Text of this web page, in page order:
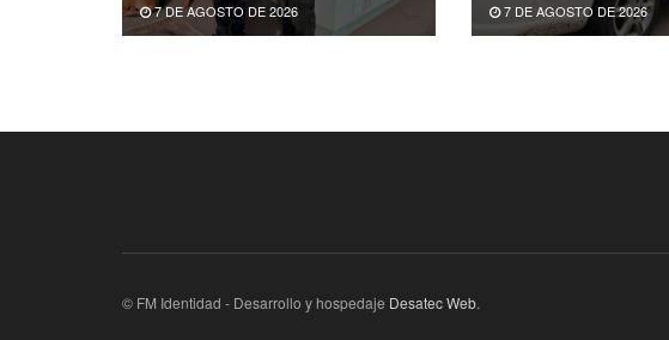
7 DE AGOSTO DE 2026 7 DE AGOSTO DE 2026
© FM Identidad - Desarrollo y hospedaje Desatec Web.